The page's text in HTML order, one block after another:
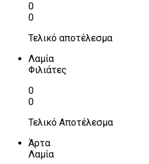
0
0
Τελικό αποτέλεσμα
Λαμία
Φιλιάτες
0
0
Τελικό Αποτέλεσμα
Άρτα
Λαμία